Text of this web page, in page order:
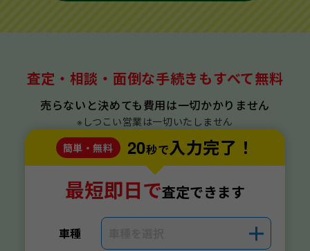
査定・相談・面倒な手続きもすべて無料
売らないと決めても費用は一切かかりません
※しつこい営業は一切いたしません
簡単・無料
20秒で入力完了！
最短即日で査定できます
車種 ＋